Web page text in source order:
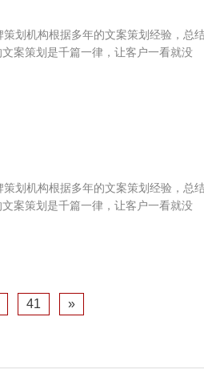
机构根据多年的文案策划经验，总
策划是千篇一律，让客户一看就没
机构根据多年的文案策划经验，总
策划是千篇一律，让客户一看就没
41 »